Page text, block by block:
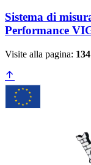
Sistema di
Performance
Visite alla pagina: 134